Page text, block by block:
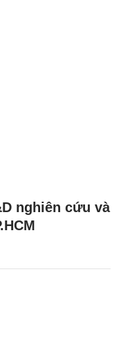
nghiên cứu và